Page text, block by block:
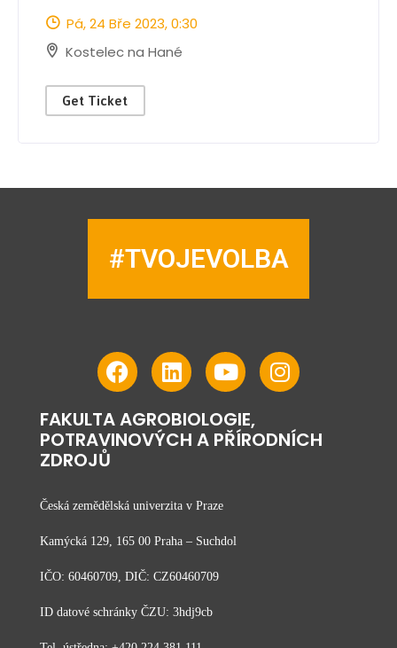
Pá, 24 Bře 2023, 0:30
Kostelec na Hané
Get Ticket
#TVOJEVOLBA
FAKULTA AGROBIOLOGIE,
POTRAVINOVÝCH A PŘÍRODNÍCH
ZDROJŮ
Česká zemědělská univerzita v Praze
Kamýcká 129, 165 00 Praha – Suchdol
IČO: 60460709, DIČ: CZ60460709
ID datové schránky ČZU: 3hdj9cb